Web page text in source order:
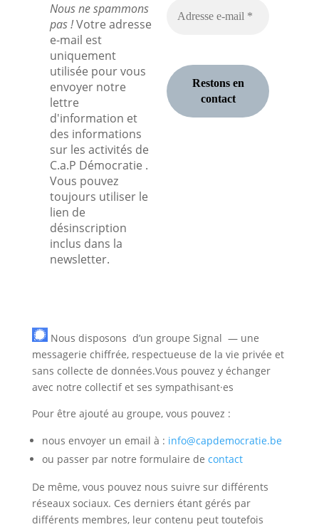
Nous ne spammons
pas !Votre adresse
e-mail est
uniquement
utilisée pour vous
envoyer notre
lettre
d'information et
des informations
sur les activités de
C.a.P Démocratie .
Vous pouvez
toujours utiliser le
lien de
désinscription
inclus dans la
newsletter.
Nous disposons d’un groupe Signal — une
messagerie chiffrée, respectueuse de la vie privée et
sans collecte de données.Vous pouvez y échanger
avec notre collectif et ses sympathisant·es
Pour être ajouté au groupe, vous pouvez :
nous envoyer un email à : info@capdemocratie.be
ou passer par notre formulaire de contact
De même, vous pouvez nous suivre sur différents
réseaux sociaux. Ces derniers étant gérés par
différents membres, leur contenu peut toutefois